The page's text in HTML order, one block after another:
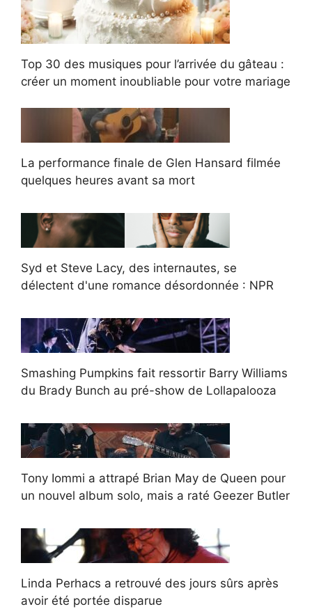
Top 30 des musiques pour l’arrivée du gâteau :
créer un moment inoubliable pour votre mariage
La performance finale de Glen Hansard filmée
quelques heures avant sa mort
Syd et Steve Lacy, des internautes, se
délectent d'une romance désordonnée : NPR
Smashing Pumpkins fait ressortir Barry Williams
du Brady Bunch au pré-show de Lollapalooza
Tony Iommi a attrapé Brian May de Queen pour
un nouvel album solo, mais a raté Geezer Butler
Linda Perhacs a retrouvé des jours sûrs après
avoir été portée disparue